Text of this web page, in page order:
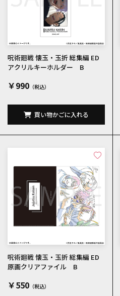
呪術廻戦 懐玉・玉折 総集編 ED
アクリルキーホルダー B
￥990
買い物かごに入れる
呪術廻戦 懐玉・玉折 総集編 ED
原画クリアファイル B
￥550